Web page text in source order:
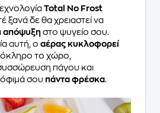
Total No Frost
ξανά δε θα χρειαστεί να
απόψυξη στο ψυγείο σου.
αυτή, ο αέρας κυκλοφορεί
το χώρο,
πάγου και
σου πάντα φρέσκα.